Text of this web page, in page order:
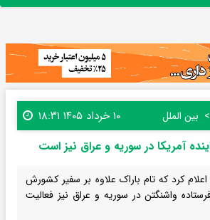
بین الملل ۱۰ خرداد ۱۴۰۵ ۱۸:۳۱
آمریکا در سوریه و عراق نیز است
کرد که تام باراک علاوه بر سفیر کشورش
واشنگتن در سوریه و عراق نیز فعالیت